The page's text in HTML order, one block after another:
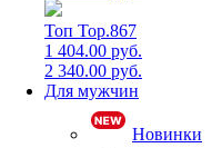
Топ Top.867
1 404.00 руб.
2 340.00 руб.
Для мужчин
Новинки